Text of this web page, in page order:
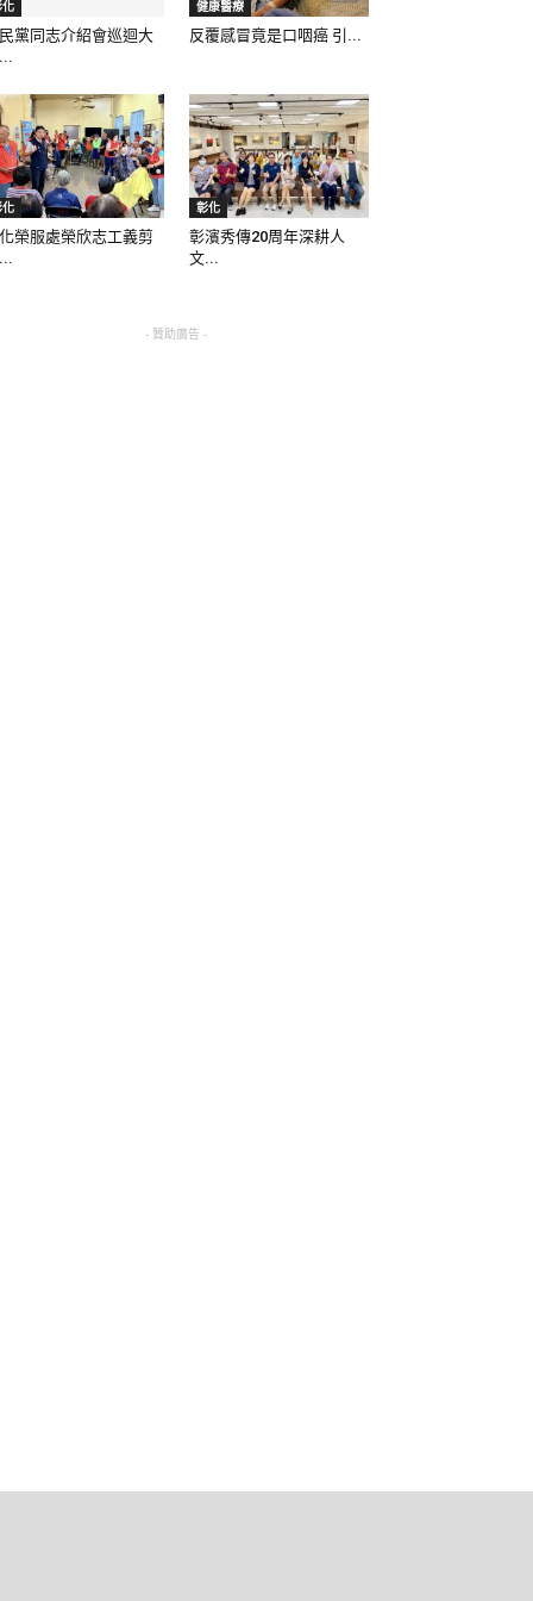
黨同志介紹會巡迴大
健康醫療
反覆感冒竟是口咽癌 引...
榮服處榮欣志工義剪
彰化
彰濱秀傳20周年深耕人
文...
- 贊助廣告 -